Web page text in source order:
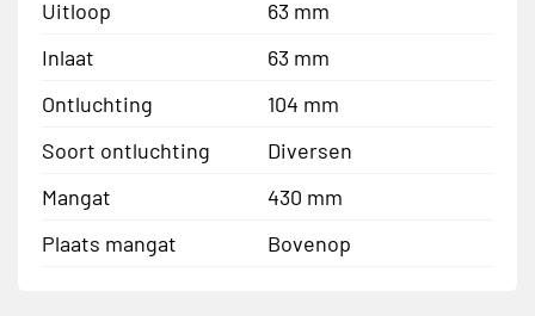
Uitloop
63 mm
Inlaat
63 mm
Ontluchting
104 mm
Soort ontluchting
Diversen
Mangat
430 mm
Plaats mangat
Bovenop